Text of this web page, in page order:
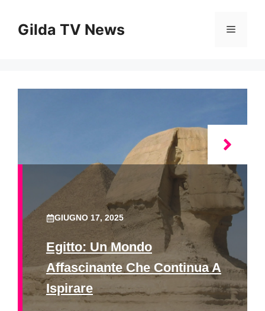
contenuto
Gilda TV News Menu
GIUGNO 17, 2025
Egitto: Un Mondo
Affascinante Che Continua A
Ispirare